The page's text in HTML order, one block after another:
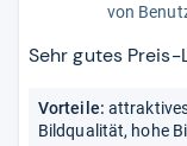
von
Sehr gutes
Vorteile:
Bildqualität, hohe